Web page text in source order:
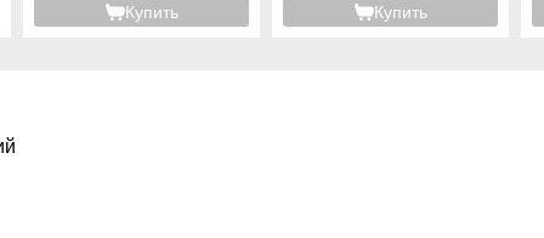
Купить Купить